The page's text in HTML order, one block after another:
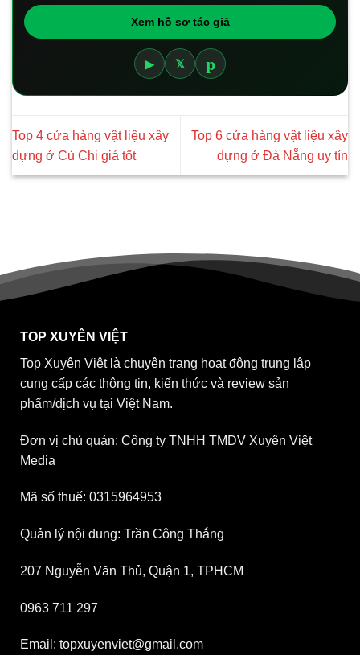
Xem hồ sơ tác giả
▶ 𝕏 p
Top 4 cửa hàng vật liệu xây
dựng ở Củ Chi giá tốt
Top 6 cửa hàng vật liệu xây
dựng ở Đà Nẵng uy tín
TOP XUYÊN VIỆT
Top Xuyên Việt là chuyên trang hoạt động trung lập
cung cấp các thông tin, kiến thức và review sản
phẩm/dịch vụ tại Việt Nam.
Đơn vị chủ quản: Công ty TNHH TMDV Xuyên Việt
Media
Mã số thuế: 0315964953
Quản lý nội dung: Trần Công Thắng
207 Nguyễn Văn Thủ, Quận 1, TPHCM
0963 711 297
Email: topxuyenviet@gmail.com